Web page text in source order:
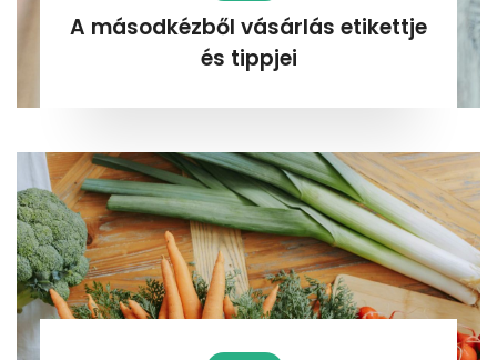
A másodkézből vásárlás etikettje
és tippjei